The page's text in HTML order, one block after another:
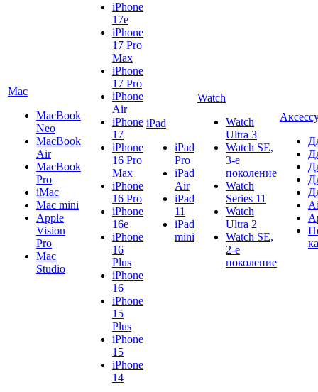
Mac
MacBook
Neo
MacBook
Air
MacBook
Pro
iMac
Mac mini
Apple
Vision
Pro
Mac
Studio
iPhone
17e
iPhone
17 Pro
Max
iPhone
17 Pro
iPhone
Air
iPhone
17
iPhone
16 Pro
Max
iPhone
16 Pro
iPhone
16e
iPhone
16
Plus
iPhone
16
iPhone
15
Plus
iPhone
15
iPhone
14
iPad
iPad
Pro
iPad
Air
iPad
11
iPad
mini
Watch
Watch
Ultra 3
Watch SE,
3-е
поколение
Watch
Series 11
Watch
Ultra 2
Watch SE,
2-е
поколение